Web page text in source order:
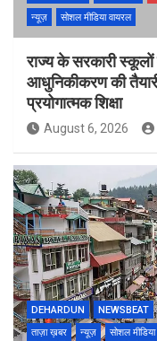
न्यूज़
सोशल मीडिया वायरल
राज्य के सरकारी स्कूलों
आधुनिकीकरण की
प्रयोगात्मक शिक्षा
August 6, 2026
DEHARDUN NEWSBEAT
ताज़ा ख़बर
न्यूज़ सोशल